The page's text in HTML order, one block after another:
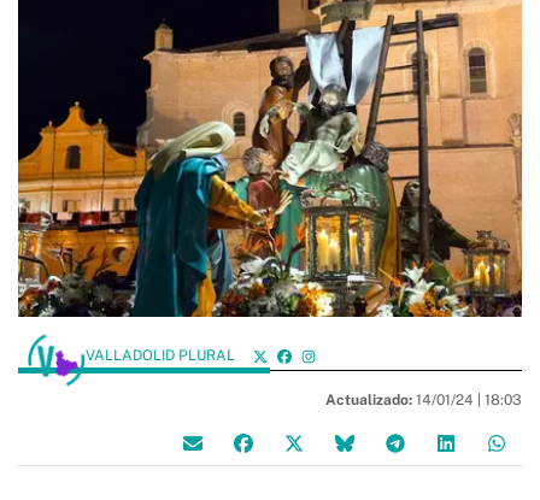
VALLADOLID PLURAL
Actualizado: 14/01/24 | 18:03